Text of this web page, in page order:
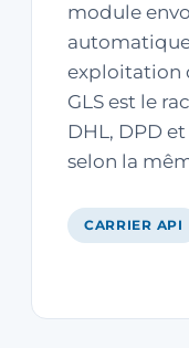
module
exploitation
GLS est le
DHL, DPD
selon la
CARRIER API